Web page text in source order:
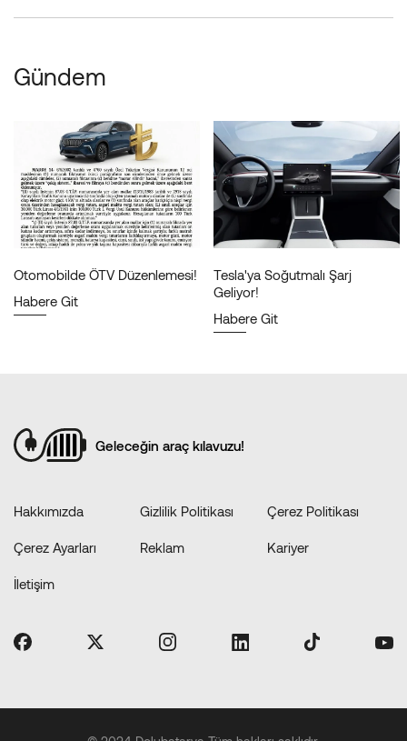
Gündem
Otomobilde ÖTV Düzenlemesi!
Habere Git
Tesla'ya Soğutmalı Şarj
Geliyor!
Habere Git
Geleceğin araç kılavuzu!
Hakkımızda Gizlilik Politikası Çerez Politikası
Çerez Ayarları Reklam Kariyer
İletişim